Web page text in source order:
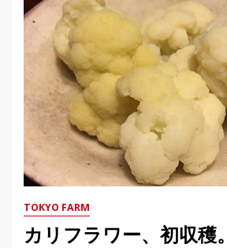
TOKYO FARM
カリフラワー、初収穫。